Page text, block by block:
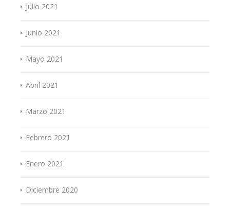
Julio 2021
Junio 2021
Mayo 2021
Abril 2021
Marzo 2021
Febrero 2021
Enero 2021
Diciembre 2020